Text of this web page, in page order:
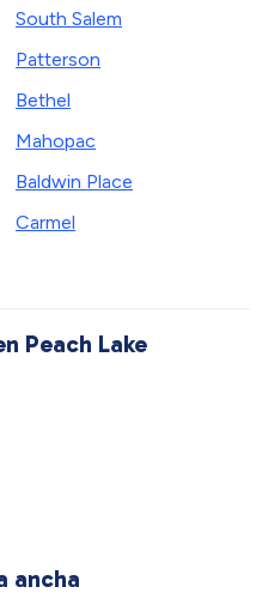
South Salem
Patterson
Bethel
Mahopac
Baldwin Place
Carmel
Peach Lake
ancha